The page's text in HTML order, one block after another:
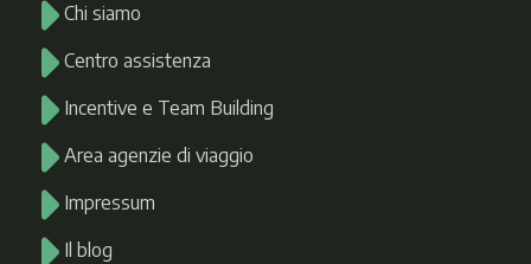
Chi siamo
Centro assistenza
Incentive e Team Building
Area agenzie di viaggio
Impressum
Il blog